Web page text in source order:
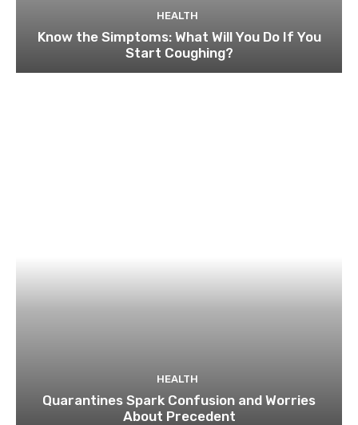
HEALTH
Know the Simptoms: What Will You Do If You
Start Coughing?
HEALTH
Quarantines Spark Confusion and Worries
About Precedent